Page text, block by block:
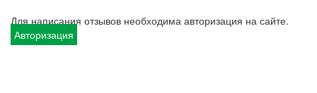
Для написания отзывов необходима авторизация на сайте.
Авторизация